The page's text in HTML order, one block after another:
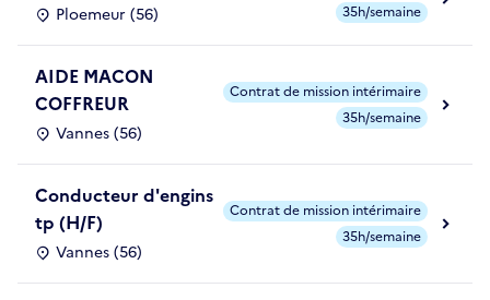
Ploemeur (56)
35h/semaine
AIDE MACON
COFFREUR
Vannes (56)
Contrat de mission intérimaire
35h/semaine
Conducteur d'engins
tp (H/F)
Vannes (56)
Contrat de mission intérimaire
35h/semaine